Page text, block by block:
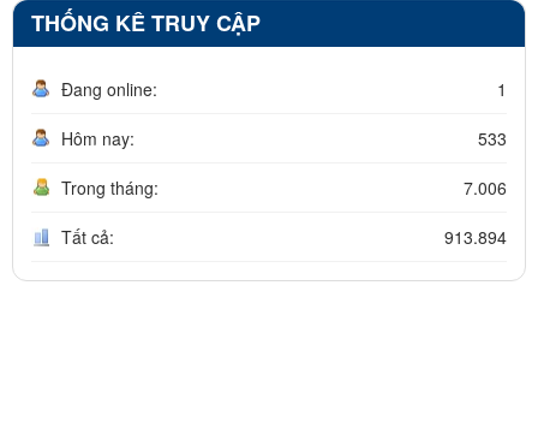
THỐNG KÊ TRUY CẬP
Đang online: 1
Hôm nay: 533
Trong tháng: 7.006
Tất cả: 913.894